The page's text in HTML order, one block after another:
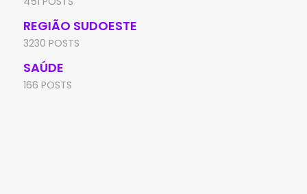
REGIÃO SUDOESTE
3230 POSTS
SAÚDE
166 POSTS